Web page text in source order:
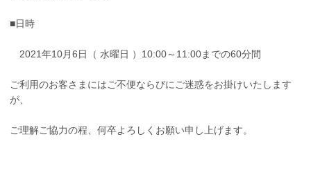
■日時
2021年10月6日（ 水曜日 ）10:00～11:00までの60分間
ご利用のお客さまにはご不便ならびにご迷惑をお掛けいたします
が、
ご理解ご協力の程、何卒よろしくお願い申し上げます。